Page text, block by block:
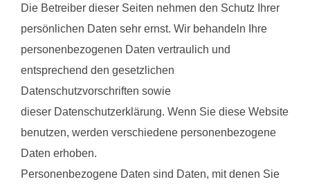
Die Betreiber dieser Seiten nehmen den Schutz Ihrer
persönlichen Daten sehr ernst. Wir behandeln Ihre
personenbezogenen Daten vertraulich und
entsprechend den gesetzlichen
Datenschutzvorschriften sowie
dieser Datenschutzerklärung. Wenn Sie diese Website
benutzen, werden verschiedene personenbezogene
Daten erhoben.
Personenbezogene Daten sind Daten, mit denen Sie